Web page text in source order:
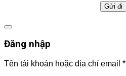
Đăng nhập
Tên tài khoản hoặc địa chỉ email *